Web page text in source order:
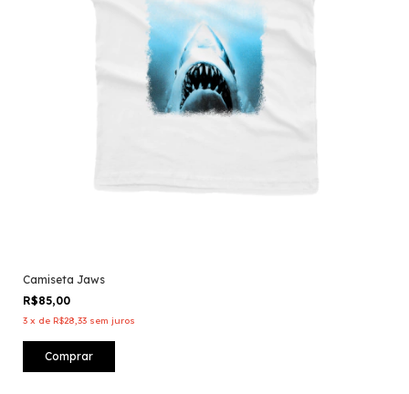
Camiseta Jaws
R$85,00
3 x de R$28,33 sem juros
Comprar